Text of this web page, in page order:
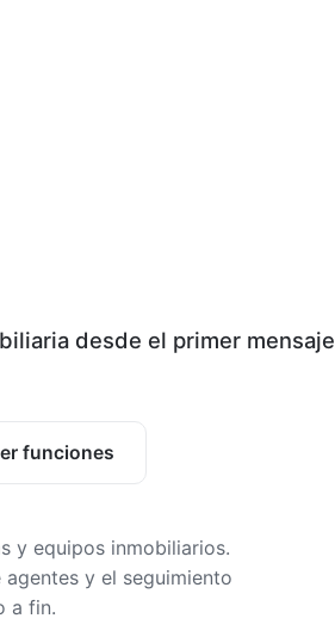
desde el primer mensaje
funciones
y equipos inmobiliarios.
y el seguimiento
a fin.